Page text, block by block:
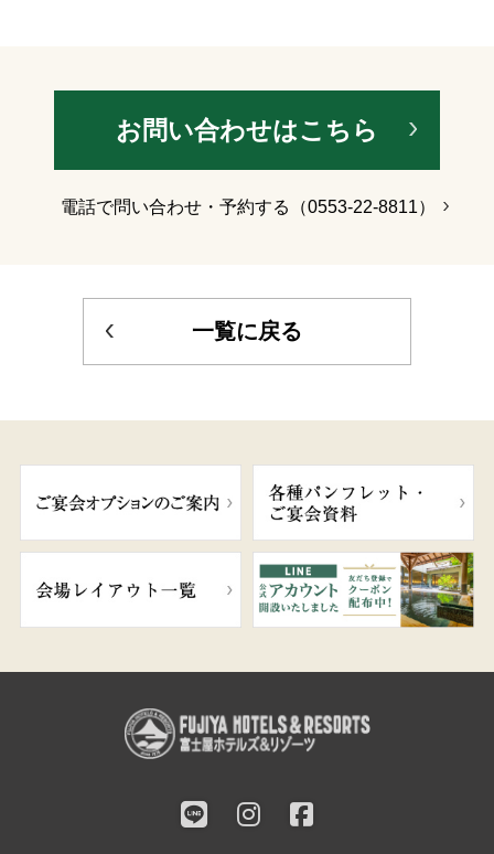
お問い合わせはこちら
電話で問い合わせ・予約する（0553-22-8811）
一覧に戻る